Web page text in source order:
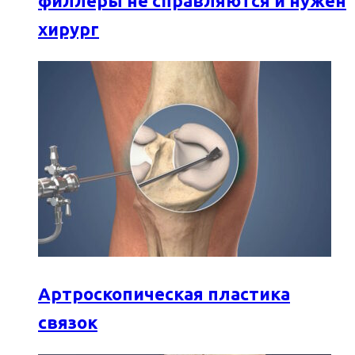
хирург
Артроскопическая пластика
связок